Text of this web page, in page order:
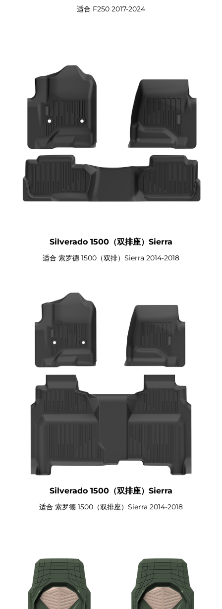
适合 F250 2017-2024
Silverado 1500（双排座）Sierra
适合 索罗德 1500（双排）Sierra 2014-2018
Silverado 1500（双排座）Sierra
适合 索罗德 1500（双排座）Sierra 2014-2018